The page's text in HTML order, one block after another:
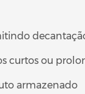
curtos ou
armazenado